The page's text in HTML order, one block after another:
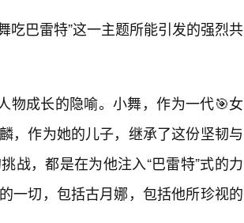
吃巴雷特”这一主题所能引发的强烈共
物成长的隐喻。小舞，作为一代🎯女
，作为她的儿子，继承了这份坚韧与
战，都是在为他注入“巴雷特”式的力
一切，包括古月娜，包括他所珍视的